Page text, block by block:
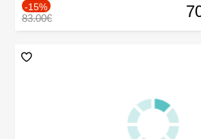
-15%
83.00€